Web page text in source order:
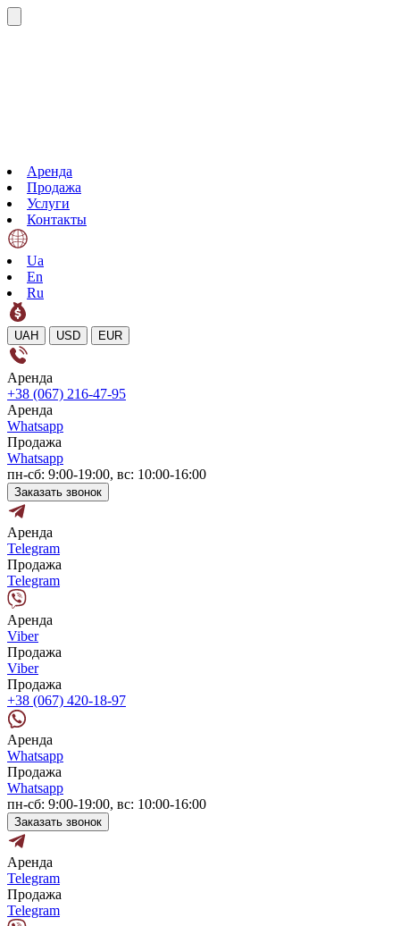
Аренда
Продажа
Услуги
Контакты
Ua
En
Ru
UAH USD EUR
Аренда
+38 (067) 216-47-95
Аренда
Whatsapp
Продажа
Whatsapp
пн-сб: 9:00-19:00, вс: 10:00-16:00
Заказать звонок
Аренда
Telegram
Продажа
Telegram
Аренда
Viber
Продажа
Viber
Продажа
+38 (067) 420-18-97
Аренда
Whatsapp
Продажа
Whatsapp
пн-сб: 9:00-19:00, вс: 10:00-16:00
Заказать звонок
Аренда
Telegram
Продажа
Telegram